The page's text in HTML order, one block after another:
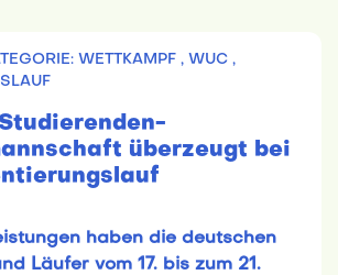
WETTKAMPF , WUC ,
überzeugt bei
haben die deutschen
Läufer vom 17. bis zum 21.